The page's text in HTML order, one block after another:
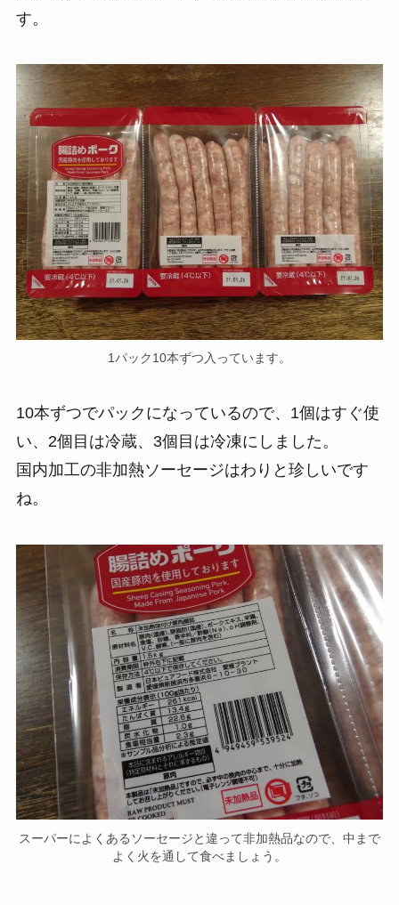
す。
1パック10本ずつ入っています。
10本ずつでパックになっているので、1個はすぐ使
い、2個目は冷蔵、3個目は冷凍にしました。
国内加工の非加熱ソーセージはわりと珍しいです
ね。
スーパーによくあるソーセージと違って非加熱品なので、中まで
よく火を通して食べましょう。